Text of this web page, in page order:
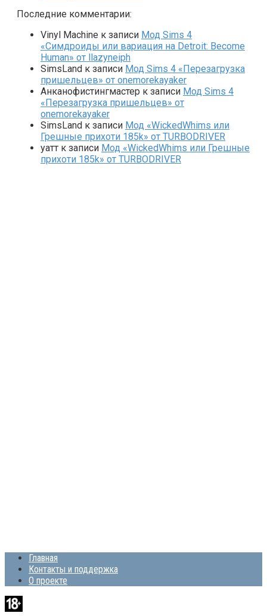
Последние комментарии:
Vinyl Machine к записи Мод Sims 4
«Симдроиды или вариация на Detroit: Become
Human» от llazyneiph
SimsLand к записи Мод Sims 4 «Перезагрузка
пришельцев» от onemorekayaker
Анканофистингмастер к записи Мод Sims 4
«Перезагрузка пришельцев» от
onemorekayaker
SimsLand к записи Мод «WickedWhims или
Грешные прихоти 185k» от TURBODRIVER
yaтт к записи Мод «WickedWhims или Грешные
прихоти 185k» от TURBODRIVER
Главная
Контакты и поддержка
О проекте